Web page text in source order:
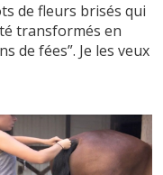
de fleurs brisés qui
transformés en
de fées”. Je les veux